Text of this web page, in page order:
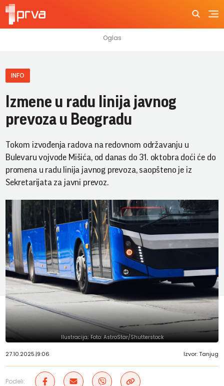
INFO
Izmene u radu linija javnog
prevoza u Beogradu
Tokom izvođenja radova na redovnom održavanju u
Bulevaru vojvode Mišića, od danas do 31. oktobra doći će do
promena u radu linija javnog prevoza, saopšteno je iz
Sekretarijata za javni prevoz.
Ilustracija; Foto: AstroStar/Shutterstock
27.10.2025.|9:06 Izvor: Tanjug
Podeli: